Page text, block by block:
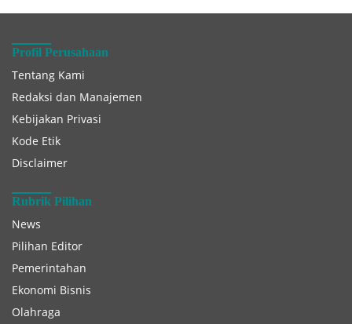
Profil Perusahaan
Tentang Kami
Redaksi dan Manajemen
Kebijakan Privasi
Kode Etik
Disclaimer
Rubrik Pilihan
News
Pilihan Editor
Pemerintahan
Ekonomi Bisnis
Olahraga